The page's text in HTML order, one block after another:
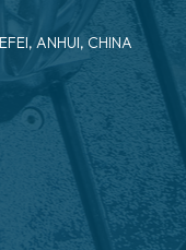
ANHUI, CHINA